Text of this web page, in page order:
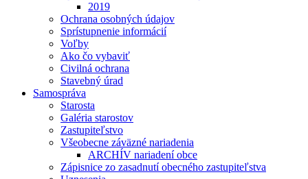
2019
Ochrana osobných údajov
Sprístupnenie informácií
Voľby
Ako čo vybaviť
Civilná ochrana
Stavebný úrad
Samospráva
Starosta
Galéria starostov
Zastupiteľstvo
Všeobecne záväzné nariadenia
ARCHÍV nariadení obce
Zápisnice zo zasadnutí obecného zastupiteľstva